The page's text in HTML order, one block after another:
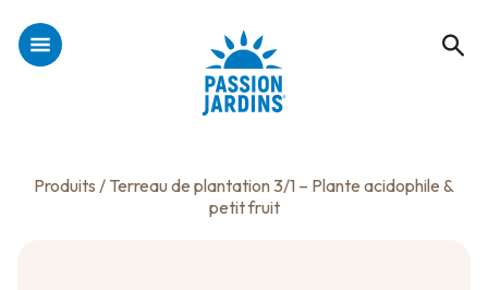
Produits / Terreau de plantation 3/1 – Plante acidophile &
petit fruit